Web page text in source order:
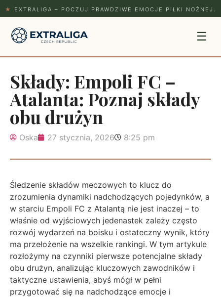
★ EXTRALIGA – POCZUJ PRAWDZIWE EMOCJE PIŁKI NOŻNEJ.
☰
Składy: Empoli FC –
Atalanta: Poznaj składy
obu drużyn
Oska 27 stycznia, 2026 8:25 pm
Śledzenie składów meczowych to klucz do
zrozumienia dynamiki nadchodzących pojedynków, a
w starciu Empoli FC z Atalantą nie jest inaczej – to
właśnie od wyjściowych jedenastek zależy często
rozwój wydarzeń na boisku i ostateczny wynik, który
ma przełożenie na wszelkie rankingi. W tym artykule
rozłożymy na czynniki pierwsze potencjalne składy
obu drużyn, analizując kluczowych zawodników i
taktyczne ustawienia, abyś mógł w pełni
przygotować się na nadchodzące emocje i